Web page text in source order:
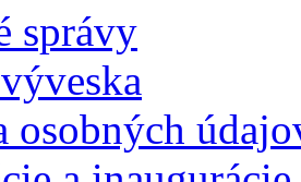
správy
osobných